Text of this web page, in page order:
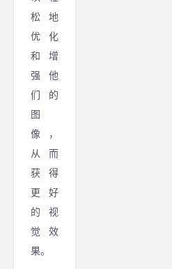
松地
优化
和增
强他
们的
图
像，
从而
获得
更好
的视
觉效
果。